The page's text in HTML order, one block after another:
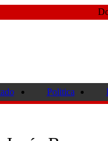
Politica